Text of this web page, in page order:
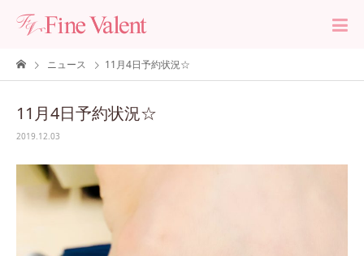
ニュース 11月4日予約状況☆
11月4日予約状況☆
2019.12.03